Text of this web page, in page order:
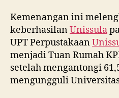
Kemenangan ini
keberhasilanUnissula
UPT Perpustakaan
menjadi Tuan Rumah
setelah mengantongi
mengungguli